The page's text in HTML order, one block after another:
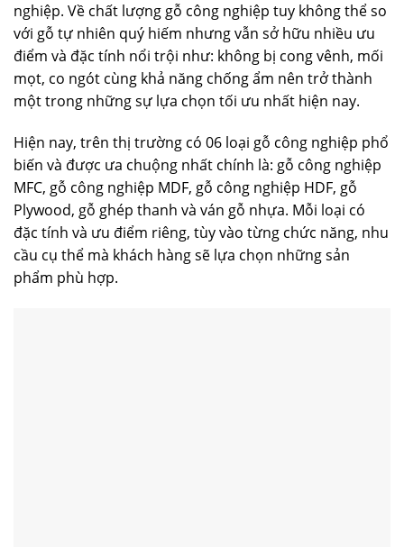
nghiệp. Về chất lượng gỗ công nghiệp tuy không thể so
với gỗ tự nhiên quý hiếm nhưng vẫn sở hữu nhiều ưu
điểm và đặc tính nổi trội như: không bị cong vênh, mối
mọt, co ngót cùng khả năng chống ẩm nên trở thành
một trong những sự lựa chọn tối ưu nhất hiện nay.
Hiện nay, trên thị trường có 06 loại gỗ công nghiệp phổ
biến và được ưa chuộng nhất chính là: gỗ công nghiệp
MFC, gỗ công nghiệp MDF, gỗ công nghiệp HDF, gỗ
Plywood, gỗ ghép thanh và ván gỗ nhựa. Mỗi loại có
đặc tính và ưu điểm riêng, tùy vào từng chức năng, nhu
cầu cụ thể mà khách hàng sẽ lựa chọn những sản
phẩm phù hợp.